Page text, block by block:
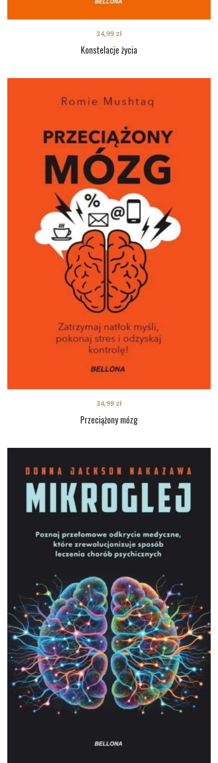
Konstelacje życia
34,99 zł
Przeciążony mózg
34,99 zł